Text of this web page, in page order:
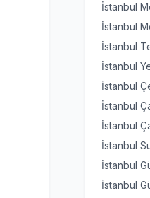
İstanbul
İstanbul
İstanbul
İstanbul
İstanbul
İstanbul
İstanbul
İstanbul
İstanbul
İstanbul